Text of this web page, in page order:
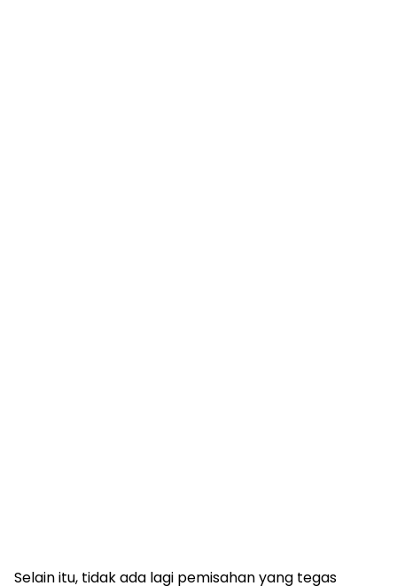
Selain itu, tidak ada lagi pemisahan yang tegas